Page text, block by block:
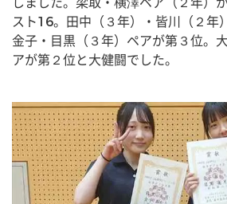
スト16。田中（３年）・皆川（２年
金子・目黒（３年）ペアが第３位。
アが第２位と大健闘でした。